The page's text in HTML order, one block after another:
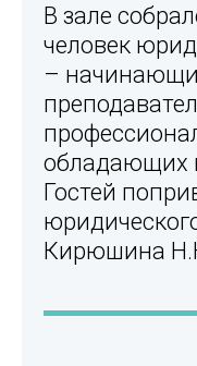
В зале
человек
–
обладающих
Гостей
Кирюшина